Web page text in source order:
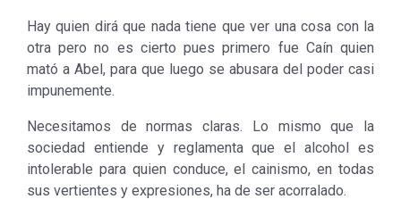
Hay quien dirá que nada tiene que ver una cosa con la
otra pero no es cierto pues primero fue Caín quien
mató a Abel, para que luego se abusara del poder casi
impunemente.
Necesitamos de normas claras. Lo mismo que la
sociedad entiende y reglamenta que el alcohol es
intolerable para quien conduce, el cainismo, en todas
sus vertientes y expresiones, ha de ser acorralado.